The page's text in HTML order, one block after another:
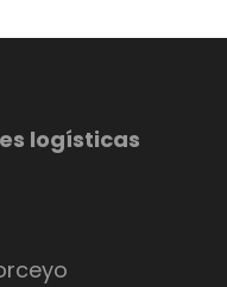
logísticas